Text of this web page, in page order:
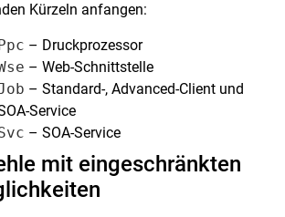
Kürzeln anfangen:
– Druckprozessor
– Web-Schnittstelle
– Standard-, Advanced-Client und
Service
– SOA-Service
mit eingeschränkten